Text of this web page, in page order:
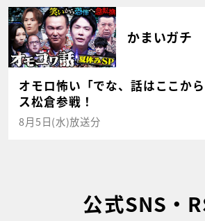
かまいガチ
オモロ怖い「でな、話はここか
ス松倉参戦！
8月5日(水)放送分
公式SNS・